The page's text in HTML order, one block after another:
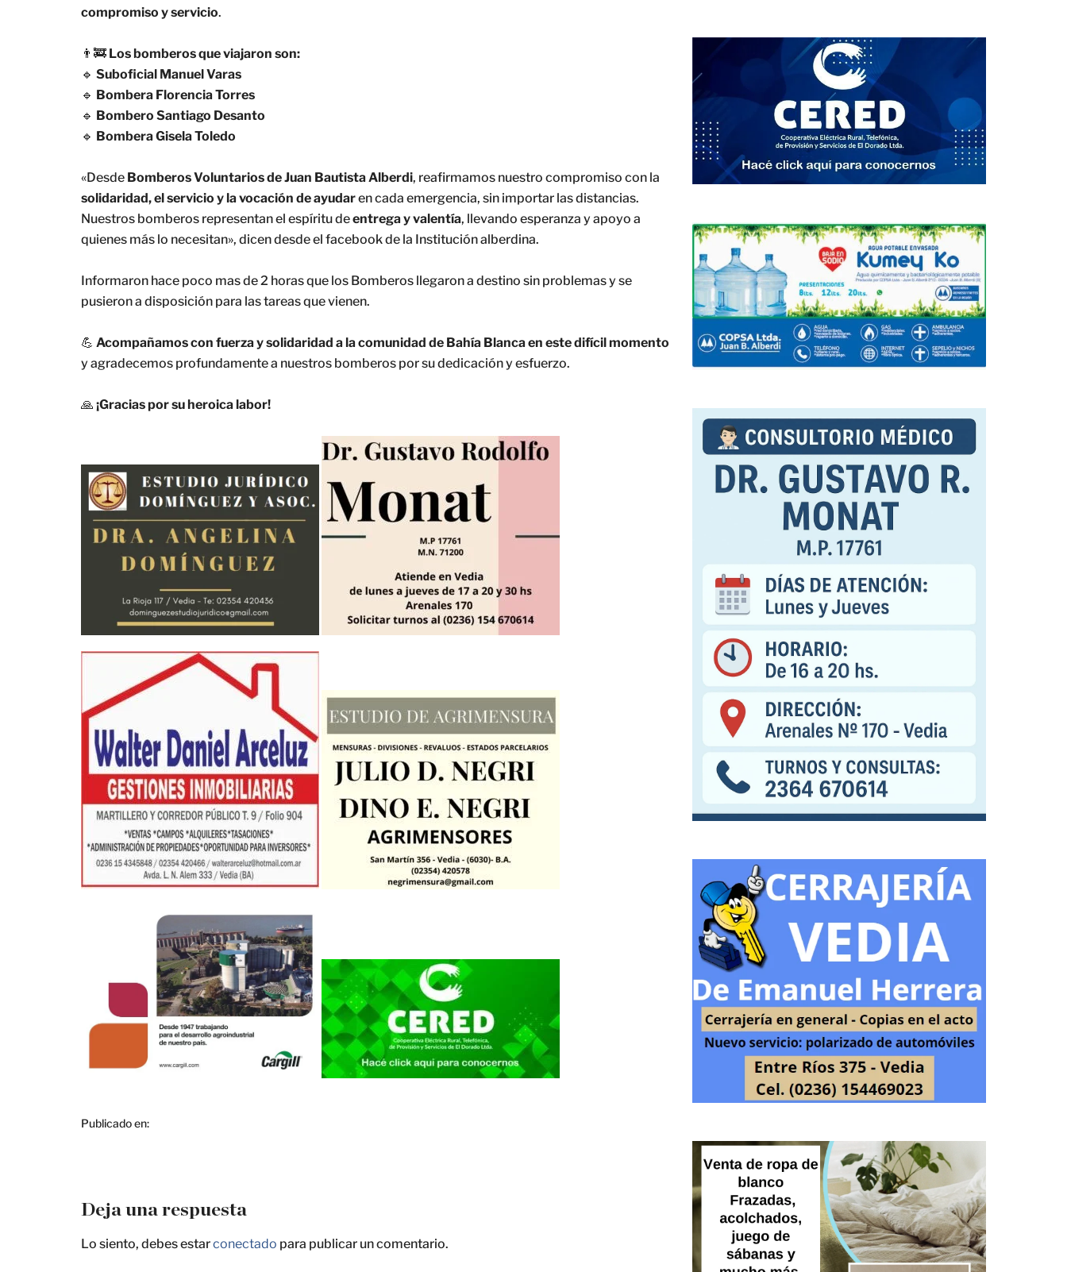
compromiso y servicio.
👨‍🚒 Los bomberos que viajaron son:
🔹 Suboficial Manuel Varas
🔹 Bombera Florencia Torres
🔹 Bombero Santiago Desanto
🔹 Bombera Gisela Toledo
«Desde Bomberos Voluntarios de Juan Bautista Alberdi, reafirmamos nuestro compromiso con la
solidaridad, el servicio y la vocación de ayudaren cada emergencia, sin importar las distancias.
Nuestros bomberos representan el espíritu deentrega y valentía, llevando esperanza y apoyo a
quienes más lo necesitan», dicen desde el facebook de la Institución alberdina.
Informaron hace poco mas de 2 horas que los Bomberos llegaron a destino sin problemas y se
pusieron a disposición para las tareas que vienen.
💪 Acompañamos con fuerza y solidaridad a la comunidad de Bahía Blanca en este difícil momento
y agradecemos profundamente a nuestros bomberos por su dedicación y esfuerzo.
🙏 ¡Gracias por su heroica labor!
Publicado en:
Deja una respuesta
Lo siento, debes estarconectado para publicar un comentario.